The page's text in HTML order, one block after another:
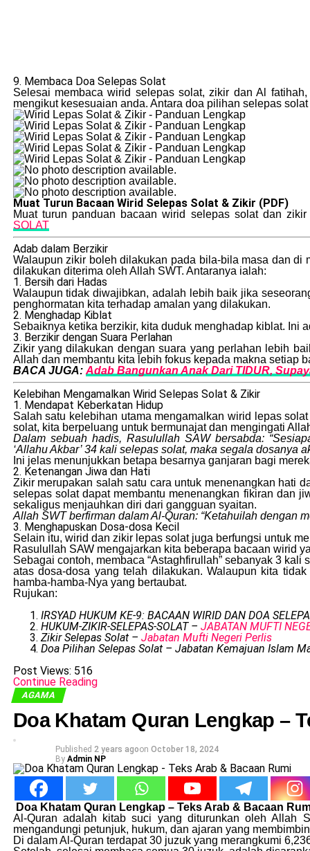
9. Membaca Doa Selepas Solat
Selesai membaca wirid selepas solat, zikir dan Al
mengikut kesesuaian anda. Antara doa pilihan selepas
Muat Turun Bacaan Wirid Selepas Solat & Zikir (PDF)
Muat turun panduan bacaan wirid selepas solat dan
SOLAT
Adab dalam Berzikir
Walaupun zikir boleh dilakukan pada bila-bila masa dan di
dilakukan diterima oleh Allah SWT. Antaranya ialah:
1. Bersih dari Hadas
Walaupun tidak diwajibkan, adalah lebih baik jika
penghormatan kita terhadap amalan yang dilakukan.
2. Menghadap Kiblat
Sebaiknya ketika berzikir, kita duduk menghadap kiblat. Ini
3. Berzikir dengan Suara Perlahan
Zikir yang dilakukan dengan suara yang perlahan lebih
Allah dan membantu kita lebih fokus kepada makna setiap
BACA JUGA: Adab Bangunkan Anak Dari TIDUR,
Kelebihan Mengamalkan Wirid Selepas Solat & Zikir
1. Mendapat Keberkatan Hidup
Salah satu kelebihan utama mengamalkan wirid lepas
solat, kita berpeluang untuk bermunajat dan mengingati
Dalam sebuah hadis, Rasulullah SAW bersabda:
‘Allahu Akbar’ 34 kali selepas solat, maka segala
Ini jelas menunjukkan betapa besarnya ganjaran bagi
2. Ketenangan Jiwa dan Hati
Zikir merupakan salah satu cara untuk menenangkan hati
selepas solat dapat membantu menenangkan fikiran dan
sekaligus menjauhkan diri dari gangguan syaitan.
Allah SWT berfirman dalam Al-Quran: “Ketahuilah dengan
3. Menghapuskan Dosa-dosa Kecil
Selain itu, wirid dan zikir lepas solat juga berfungsi untuk
Rasulullah SAW mengajarkan kita beberapa bacaan wirid
Sebagai contoh, membaca “Astaghfirullah” sebanyak 3
atas dosa-dosa yang telah dilakukan. Walaupun kita
hamba-hamba-Nya yang bertaubat.
Rujukan:
IRSYAD HUKUM KE-9: BACAAN WIRID DAN DOA
HUKUM-ZIKIR-SELEPAS-SOLAT – JABATAN MUFTI
Zikir Selepas Solat – Jabatan Mufti Negeri Perlis
Doa Pilihan Selepas Solat – Jabatan Kemajuan Islam
Post Views: 516
Continue Reading
AGAMA
Doa Khatam Quran Lengkap –
Published 2 years agoon October 18, 2024
By Admin NP
Doa Khatam Quran Lengkap – Teks Arab & Bacaan
Al-Quran adalah kitab suci yang diturunkan oleh Allah
mengandungi petunjuk, hukum, dan ajaran yang
Di dalam Al-Quran terdapat 30 juzuk yang merangkumi